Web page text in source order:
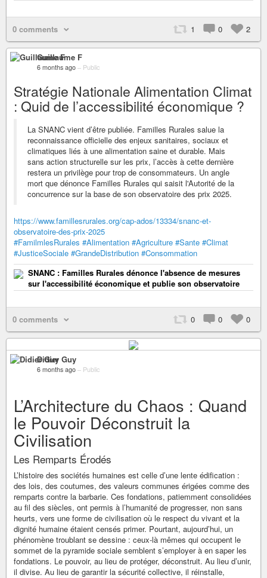
0 comments 1 0 2
Guillaume F
6 months ago – Public
Stratégie Nationale Alimentation Climat
: Quid de l’accessibilité économique ?
La SNANC vient d’être publiée. Familles Rurales salue la
reconnaissance officielle des enjeux sanitaires, sociaux et
climatiques liés à une alimentation saine et durable. Mais
sans action structurelle sur les prix, l’accès à cette dernière
restera un privilège pour trop de consommateurs. Un angle
mort que dénonce Familles Rurales qui saisit l'Autorité de la
concurrence sur la base de son observatoire des prix 2025.
https://www.famillesrurales.org/cap-ados/13334/snanc-et-
observatoire-des-prix-2025
#FamilmlesRurales #Alimentation #Agriculture #Sante #Climat
#JusticeSociale #GrandeDistribution #Consommation
SNANC : Familles Rurales dénonce l'absence de mesures
sur l'accessibilité économique et publie son observatoire
0 comments 0 0 0
Didier Guy
6 months ago – Public
L’Architecture du Chaos : Quand
le Pouvoir Déconstruit la
Civilisation
Les Remparts Érodés
L’histoire des sociétés humaines est celle d’une lente édification :
des lois, des coutumes, des valeurs communes érigées comme des
remparts contre la barbarie. Ces fondations, patiemment consolidées
au fil des siècles, ont permis à l’humanité de progresser, non sans
heurts, vers une forme de civilisation où le respect du vivant et la
dignité humaine étaient censés primer. Pourtant, aujourd’hui, un
phénomène troublant se dessine : ceux-là mêmes qui occupent le
sommet de la pyramide sociale semblent s’employer à en saper les
fondations. Le pouvoir, au lieu de protéger, déconstruit. Au lieu d’unir,
il divise. Au lieu de garantir la sécurité collective, il réinstalle,